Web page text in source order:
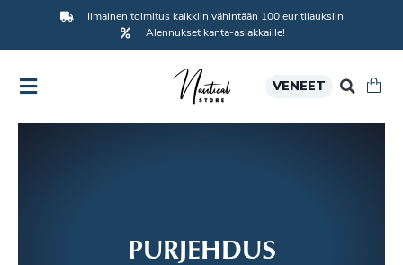
Ilmainen toimitus kaikkiin vähintään 100 eur tilauksiin
Alennukset kanta-asiakkaille!
VENEET
PURJEHDUS